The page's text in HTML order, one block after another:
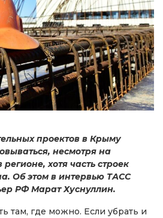
проектов в Крыму
несмотря на
хотя часть строек
Об этом в интервью ТАСС
РФ Марат Хуснуллин.
там, где можно. Если убрать и